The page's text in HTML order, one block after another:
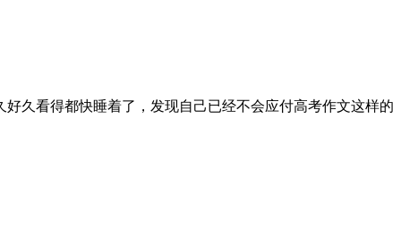
久看得都快睡着了，发现自己已经不会应付高考作文这样的